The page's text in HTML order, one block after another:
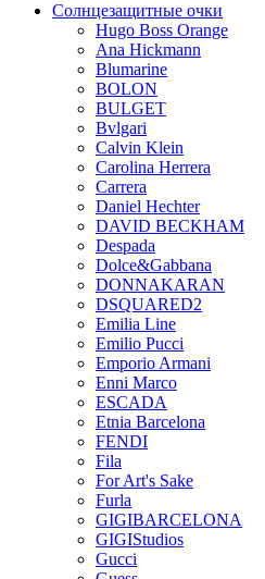
Солнцезащитные очки
Hugo Boss Orange
Ana Hickmann
Blumarine
BOLON
BULGET
Bvlgari
Calvin Klein
Carolina Herrera
Carrera
Daniel Hechter
DAVID BECKHAM
Despada
Dolce&Gabbana
DONNAKARAN
DSQUARED2
Emilia Line
Emilio Pucci
Emporio Armani
Enni Marco
ESCADA
Etnia Barcelona
FENDI
Fila
For Art's Sake
Furla
GIGIBARCELONA
GIGIStudios
Gucci